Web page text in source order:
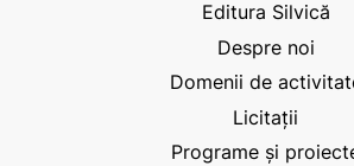
Editura Silvică
Despre noi
Domenii de
Licitații
Programe și